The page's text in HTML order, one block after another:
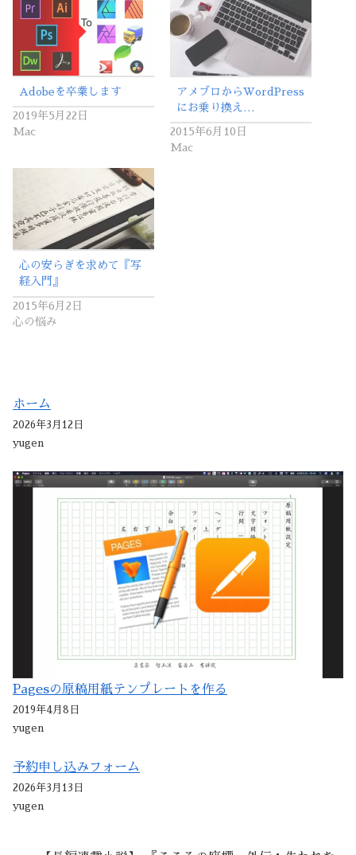
Adobeを卒業します
2019年5月22日
Mac
アメブロからWordPress
にお乗り換え…
2015年6月10日
Mac
心の安らぎを求めて『写
経入門』
2015年6月2日
心の悩み
ホーム
2026年3月12日
yugen
Pagesの原稿用紙テンプレートを作る
2019年4月8日
yugen
予約申し込みフォーム
2026年3月13日
yugen